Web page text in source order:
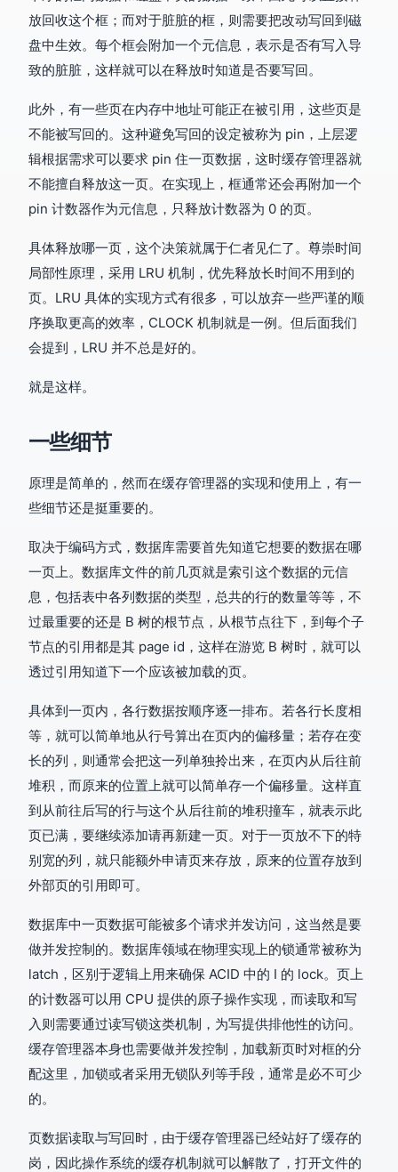
放回收这个框；而对于脏脏的框，则需要把改动写回到磁
盘中生效。每个框会附加一个元信息，表示是否有写入导
致的脏脏，这样就可以在释放时知道是否要写回。
此外，有一些页在内存中地址可能正在被引用，这些页是
不能被写回的。这种避免写回的设定被称为 pin，上层逻
辑根据需求可以要求 pin 住一页数据，这时缓存管理器就
不能擅自释放这一页。在实现上，框通常还会再附加一个
pin 计数器作为元信息，只释放计数器为 0 的页。
具体释放哪一页，这个决策就属于仁者见仁了。尊崇时间
局部性原理，采用 LRU 机制，优先释放长时间不用到的
页。LRU 具体的实现方式有很多，可以放弃一些严谨的顺
序换取更高的效率，CLOCK 机制就是一例。但后面我们
会提到，LRU 并不总是好的。
就是这样。
一些细节
原理是简单的，然而在缓存管理器的实现和使用上，有一
些细节还是挺重要的。
取决于编码方式，数据库需要首先知道它想要的数据在哪
一页上。数据库文件的前几页就是索引这个数据的元信
息，包括表中各列数据的类型，总共的行的数量等等，不
过最重要的还是 B 树的根节点，从根节点往下，到每个子
节点的引用都是其 page id，这样在游览 B 树时，就可以
透过引用知道下一个应该被加载的页。
具体到一页内，各行数据按顺序逐一排布。若各行长度相
等，就可以简单地从行号算出在页内的偏移量；若存在变
长的列，则通常会把这一列单独拎出来，在页内从后往前
堆积，而原来的位置上就可以简单存一个偏移量。这样直
到从前往后写的行与这个从后往前的堆积撞车，就表示此
页已满，要继续添加请再新建一页。对于一页放不下的特
别宽的列，就只能额外申请页来存放，原来的位置存放到
外部页的引用即可。
数据库中一页数据可能被多个请求并发访问，这当然是要
做并发控制的。数据库领域在物理实现上的锁通常被称为
latch，区别于逻辑上用来确保 ACID 中的 I 的 lock。页上
的计数器可以用 CPU 提供的原子操作实现，而读取和写
入则需要通过读写锁这类机制，为写提供排他性的访问。
缓存管理器本身也需要做并发控制，加载新页时对框的分
配这里，加锁或者采用无锁队列等手段，通常是必不可少
的。
页数据读取与写回时，由于缓存管理器已经站好了缓存的
岗，因此操作系统的缓存机制就可以解散了，打开文件的